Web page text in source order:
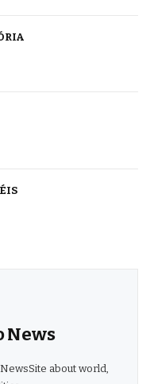
News
about world,